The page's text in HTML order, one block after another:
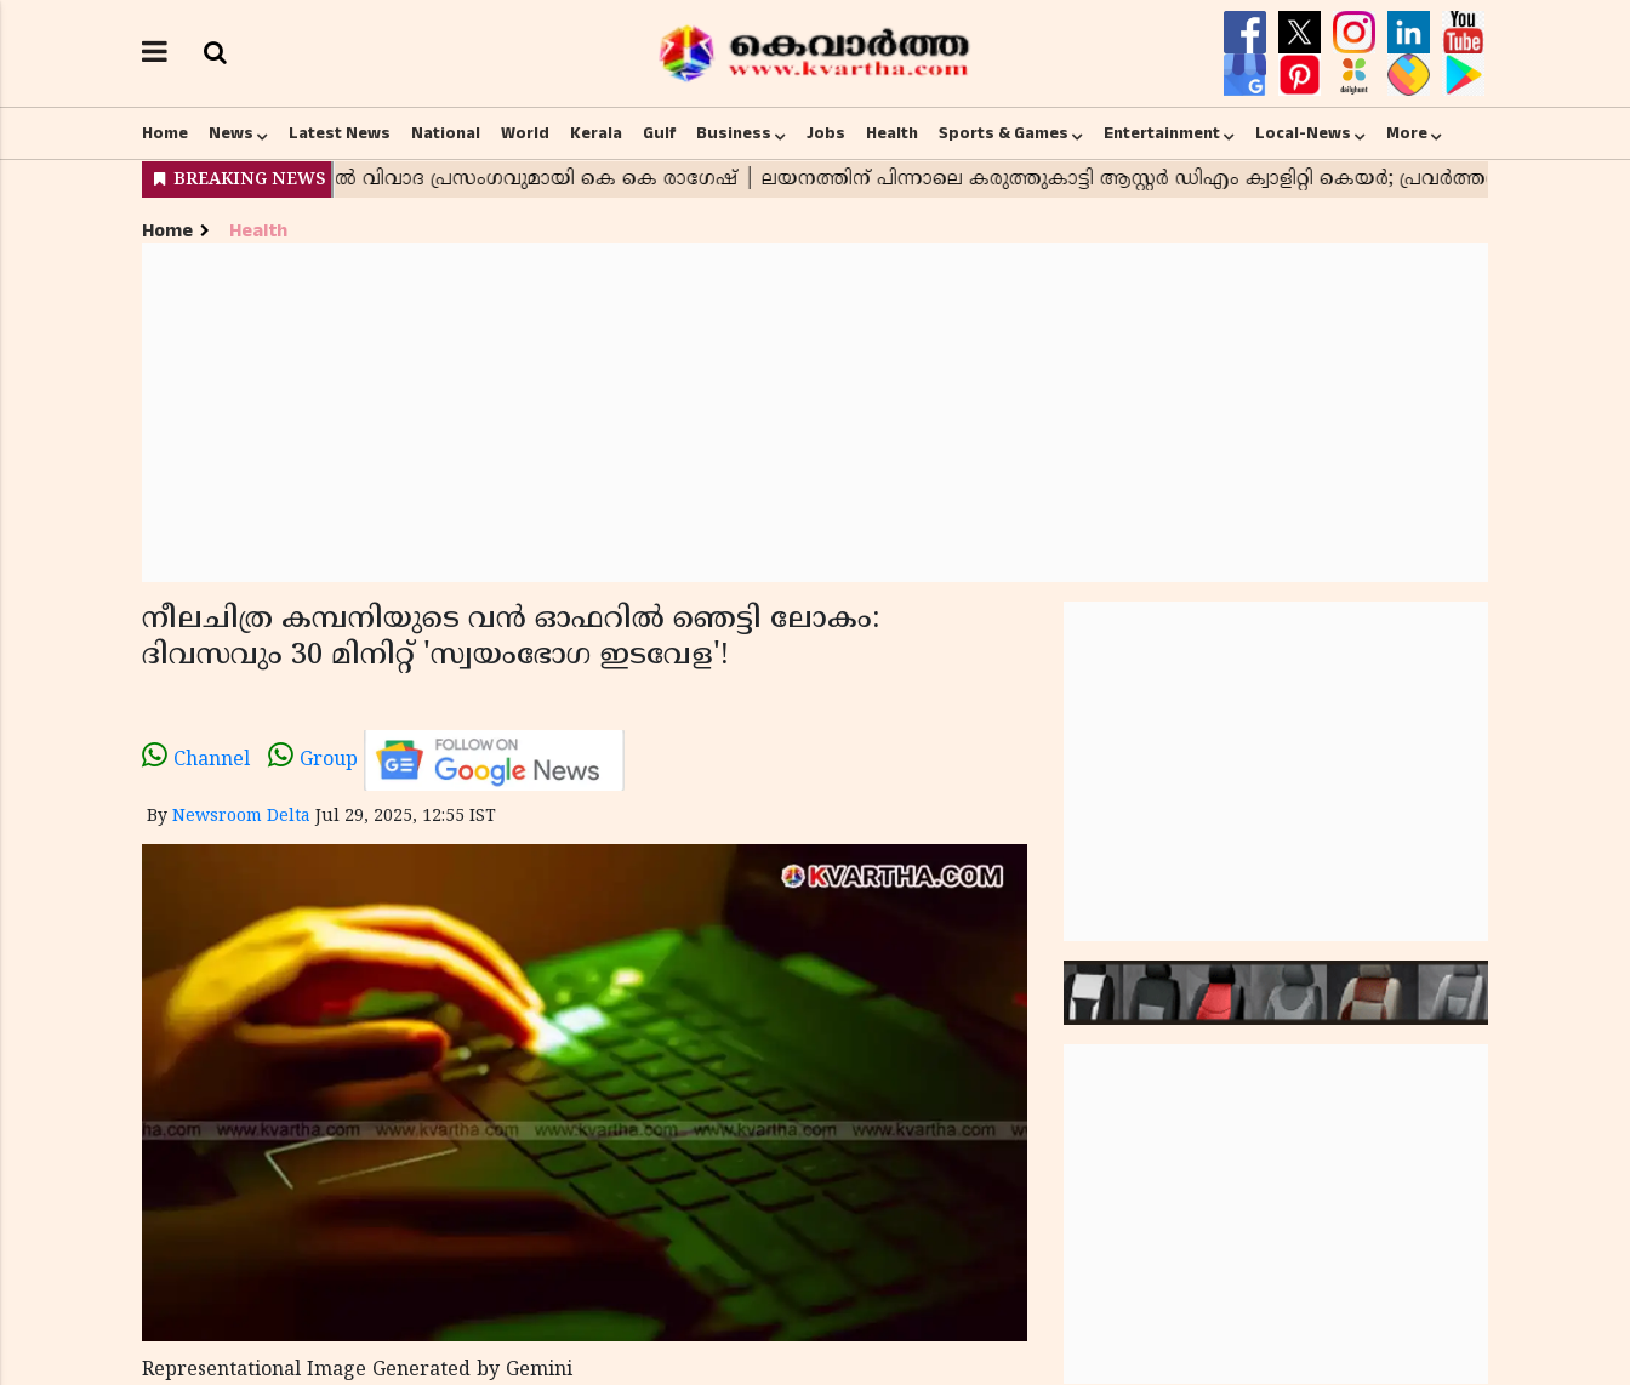
Home News Latest News National World Kerala Gulf Business Jobs Health Sports & Games Entertainment Local-News More
Home Health
നീലചിത്ര കമ്പനിയുടെ വൻ ഓഫറിൽ ഞെട്ടി ലോകം:
ദിവസവും 30 മിനിറ്റ് 'സ്വയംഭോഗ ഇടവേള'!
Channel Group
By Newsroom Delta Jul 29, 2025, 12:55 IST
Representational Image Generated by Gemini